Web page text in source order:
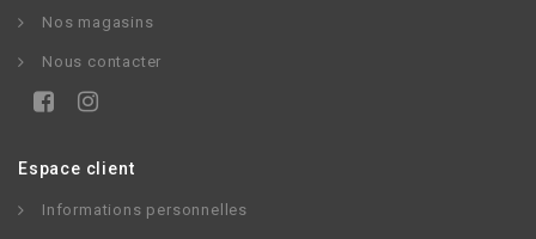
Nos magasins
Nous contacter
Espace client
Informations personnelles